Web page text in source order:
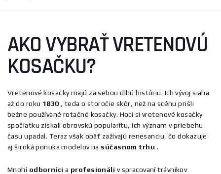
AKO VYBRAŤ VRETENOVÚ
KOSAČKU?
Vretenové kosačky majú za sebou dlhú históriu. Ich vývoj siaha
až do roku 1830 , teda o storočie skôr, než na scénu prišli
bežne používané rotačné kosačky. Hoci si vretenové kosačky
spočiatku získali obrovskú popularitu, ich význam v priebehu
času upadal. Teraz však opäť zažívajú renesanciu, čo dokazuje
aj široká ponuka modelov na súčasnom trhu .
Mnohí odborníci a profesionáli v spracovaní trávnikov